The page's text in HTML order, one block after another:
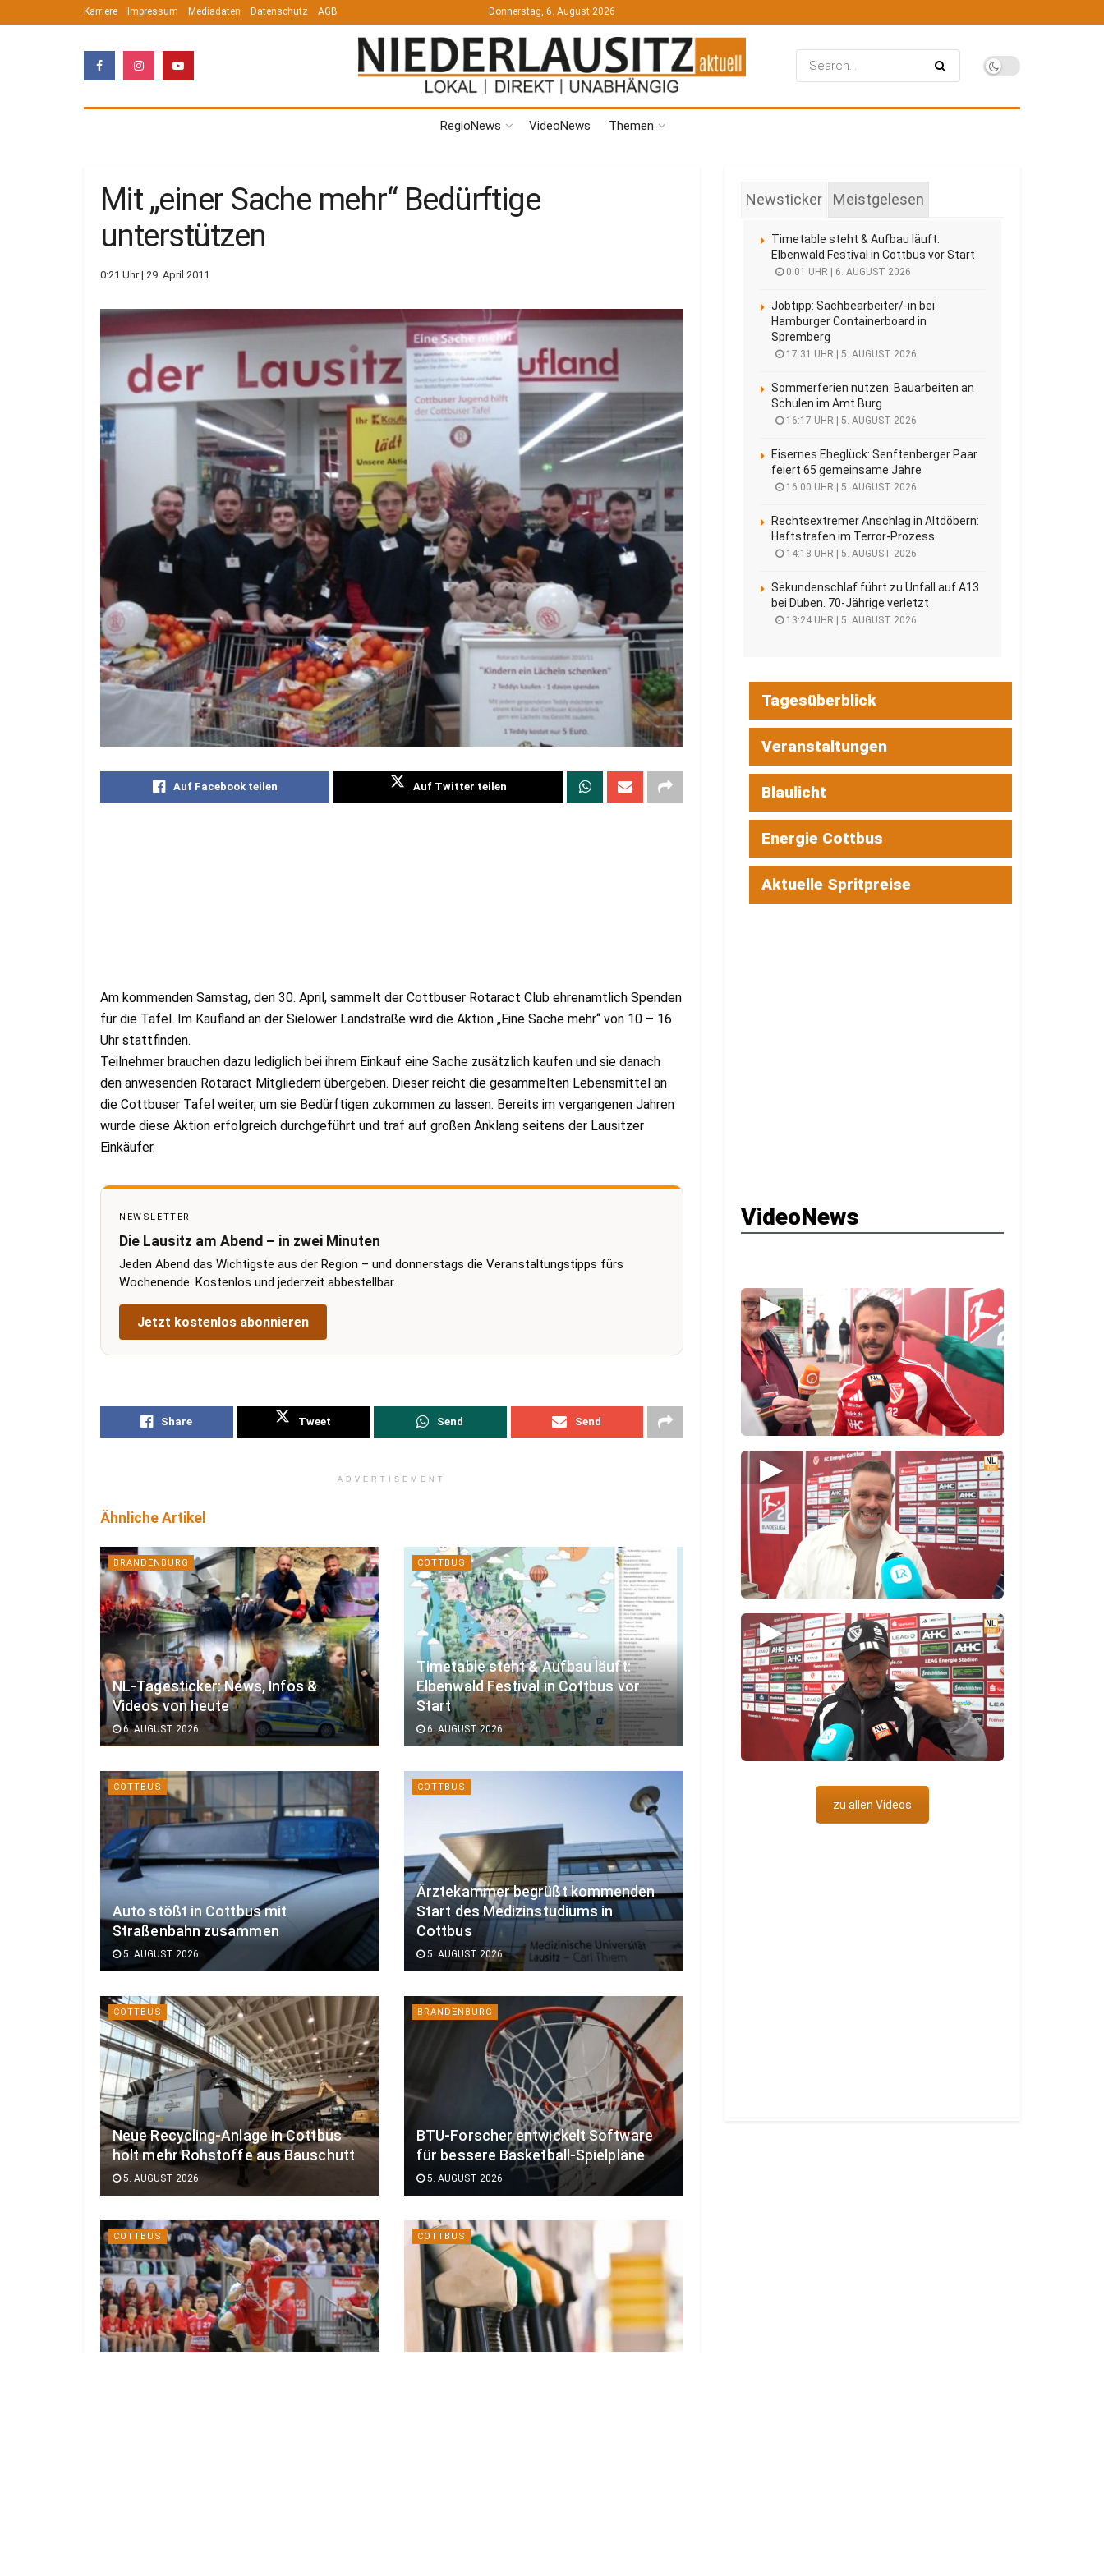
Karriere Impressum Mediadaten Datenschutz AGB Donnerstag, 6. August 2026
RegioNews VideoNews Themen
Mit „einer Sache mehr“ Bedürftige
unterstützen
0:21 Uhr | 29. April 2011
Auf Facebook teilen Auf Twitter teilen
Am kommenden Samstag, den 30. April, sammelt der Cottbuser Rotaract Club ehrenamtlich Spenden
für die Tafel. Im Kaufland an der Sielower Landstraße wird die Aktion „Eine Sache mehr“ von 10 – 16
Uhr stattfinden.
Teilnehmer brauchen dazu lediglich bei ihrem Einkauf eine Sache zusätzlich kaufen und sie danach
den anwesenden Rotaract Mitgliedern übergeben. Dieser reicht die gesammelten Lebensmittel an
die Cottbuser Tafel weiter, um sie Bedürftigen zukommen zu lassen. Bereits im vergangenen Jahren
wurde diese Aktion erfolgreich durchgeführt und traf auf großen Anklang seitens der Lausitzer
Einkäufer.
NEWSLETTER
Die Lausitz am Abend – in zwei Minuten
Jeden Abend das Wichtigste aus der Region – und donnerstags die Veranstaltungstipps fürs
Wochenende. Kostenlos und jederzeit abbestellbar.
Jetzt kostenlos abonnieren
Share Tweet Send Send
ADVERTISEMENT
Ähnliche Artikel
BRANDENBURG
NL-Tagesticker: News, Infos &
Videos von heute
6. AUGUST 2026
COTTBUS
Timetable steht & Aufbau läuft:
Elbenwald Festival in Cottbus vor
Start
6. AUGUST 2026
COTTBUS
Auto stößt in Cottbus mit
Straßenbahn zusammen
5. AUGUST 2026
COTTBUS
Ärztekammer begrüßt kommenden
Start des Medizinstudiums in
Cottbus
5. AUGUST 2026
COTTBUS
Neue Recycling-Anlage in Cottbus
holt mehr Rohstoffe aus Bauschutt
5. AUGUST 2026
BRANDENBURG
BTU-Forscher entwickelt Software
für bessere Basketball-Spielpläne
5. AUGUST 2026
COTTBUS COTTBUS
Newsticker Meistgelesen
Timetable steht & Aufbau läuft:
Elbenwald Festival in Cottbus vor Start
0:01 UHR | 6. AUGUST 2026
Jobtipp: Sachbearbeiter/-in bei
Hamburger Containerboard in
Spremberg
17:31 UHR | 5. AUGUST 2026
Sommerferien nutzen: Bauarbeiten an
Schulen im Amt Burg
16:17 UHR | 5. AUGUST 2026
Eisernes Eheglück: Senftenberger Paar
feiert 65 gemeinsame Jahre
16:00 UHR | 5. AUGUST 2026
Rechtsextremer Anschlag in Altdöbern:
Haftstrafen im Terror-Prozess
14:18 UHR | 5. AUGUST 2026
Sekundenschlaf führt zu Unfall auf A13
bei Duben. 70-Jährige verletzt
13:24 UHR | 5. AUGUST 2026
Tagesüberblick
Veranstaltungen
Blaulicht
Energie Cottbus
Aktuelle Spritpreise
VideoNews
▶
▶
▶
zu allen Videos